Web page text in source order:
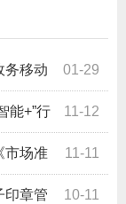
01-29
务移动
11-12
能+”行
11-11
市场准
10-11
印章管